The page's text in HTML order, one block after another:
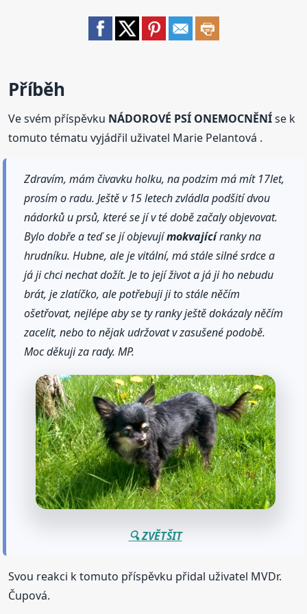
Příběh
Ve svém příspěvku NÁDOROVÉ PSÍ ONEMOCNĚNÍse k
tomuto tématu vyjádřil uživatel Marie Pelantová .
Zdravím, mám čivavku holku, na podzim má mít 17let,
prosím o radu. Ještě v 15 letech zvládla podšití dvou
nádorků u prsů, které se jí v té době začaly objevovat.
Bylo dobře a teď se jí objevujímokvajícíranky na
hrudníku. Hubne, ale je vitální, má stále silné srdce a
já ji chci nechat dožít. Je to její život a já ji ho nebudu
brát, je zlatíčko, ale potřebuji ji to stále něčím
ošetřovat, nejlépe aby se ty ranky ještě dokázaly něčím
zacelit, nebo to nějak udržovat v zasušené podobě.
Moc děkuji za rady. MP.
🔍 ZVĚTŠIT
Svou reakci k tomuto příspěvku přidal uživatel MVDr.
Čupová.